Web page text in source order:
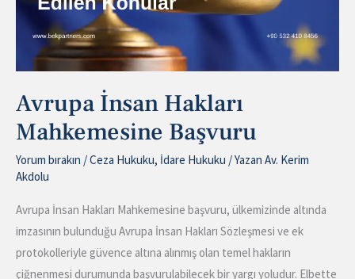
Avrupa İnsan Hakları
Mahkemesine Başvuru
Yorum bırakın /Ceza Hukuku, İdare Hukuku / Yazan Av. Kerim
Akdolu
Avrupa İnsan Hakları Mahkemesine başvuru, ülkemizinde altında
imzasının bulunduğu Avrupa İnsan Hakları Sözleşmesi ve ek
protokolleriyle güvence altına alınmış olan temel hakların
çiğnenmesi durumunda başvurulabilecek bir yargı yoludur. Elbette